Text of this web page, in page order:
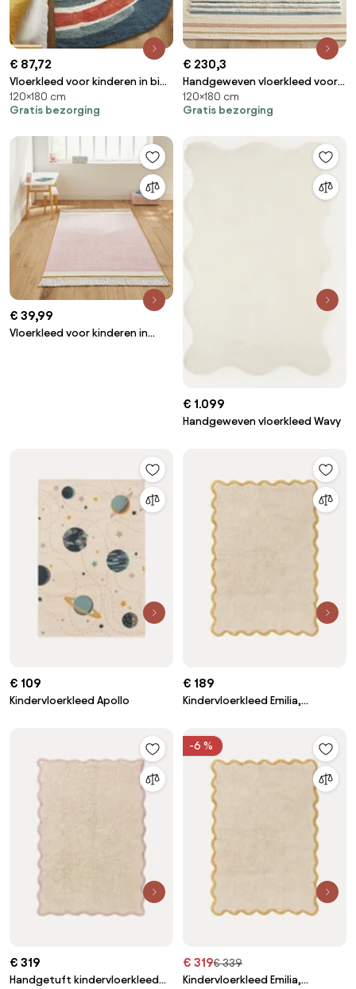
€ 87,72
Vloerkleed voor kinderen in bio
katoen, groot model, Niji
120×180 cm
Gratis bezorging
€ 230,3
Handgeweven vloerkleed voor
kinderen, in biologisch katoen,
Tomulo
120×180 cm
Gratis bezorging
€ 39,99
Vloerkleed voor kinderen in
€ 1.099
Handgeweven vloerkleed Wavy
€ 109
Kindervloerkleed Apollo
€ 189
Kindervloerkleed Emilia,
€ 319
Handgetuft kindervloerkleed
-6 %
€ 319€ 339
Kindervloerkleed Emilia,